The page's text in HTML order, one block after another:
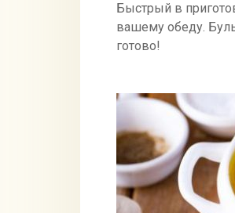
Быстрый в
вашему обеду.
готово!